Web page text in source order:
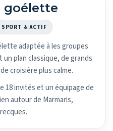
goélette
SPORT & ACTIF
adaptée à les groupes
plan classique, de grands
croisière plus calme.
18 invités et un équipage de
autour de Marmaris,